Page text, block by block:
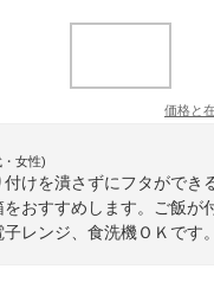
価格と
女性)
付けを潰さずにフタができ
おすすめします。ご飯が
レンジ、食洗機ＯＫです。